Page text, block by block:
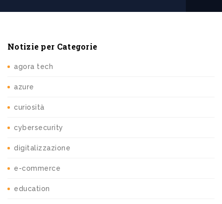
Notizie per Categorie
agora tech
azure
curiosità
cybersecurity
digitalizzazione
e-commerce
education